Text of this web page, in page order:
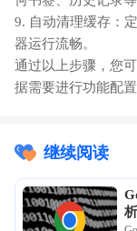
9. 自动清理缓存：
器运行流畅。
通过以上步骤，您
据需要进行功能配置
继续阅读
析